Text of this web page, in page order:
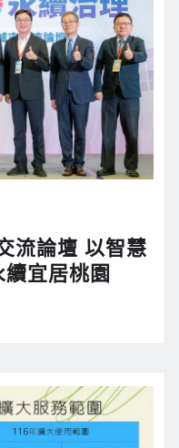
流論壇 以智慧
宜居桃園